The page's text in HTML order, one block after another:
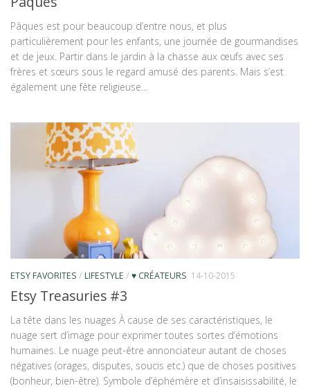
Pâques est pour beaucoup d’entre nous, et plus
particulièrement pour les enfants, une journée de gourmandises
et de jeux. Partir dans le jardin à la chasse aux œufs avec ses
frères et sœurs sous le regard amusé des parents. Mais s’est
également une fête religieuse...
ETSY FAVORITES / LIFESTYLE / ♥ CRÉATEURS 14-10-2015
Etsy Treasuries #3
La tête dans les nuages À cause de ses caractéristiques, le
nuage sert d’image pour exprimer toutes sortes d’émotions
humaines. Le nuage peut-être annonciateur autant de choses
négatives (orages, disputes, soucis etc.) que de choses positives
(bonheur, bien-être). Symbole d’éphémère et d’insaisissabilité, le